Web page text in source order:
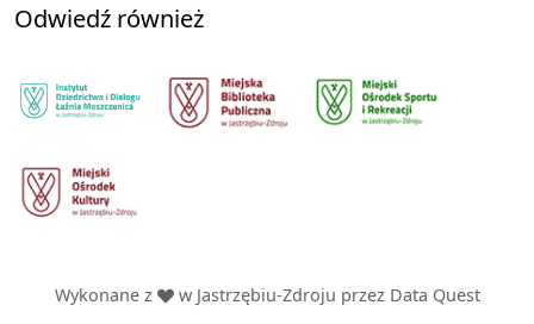
Odwiedź również
Wykonane z w Jastrzębiu-Zdroju przez Data Quest